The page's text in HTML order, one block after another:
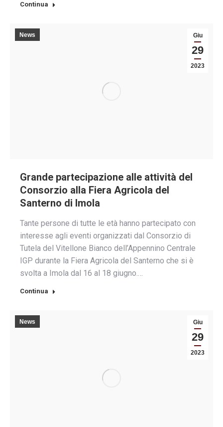
Continua
Giu
29
2023
News
Grande partecipazione alle attività del
Consorzio alla Fiera Agricola del
Santerno di Imola
Tante persone di tutte le età hanno partecipato con
interesse agli eventi organizzati dal Consorzio di
Tutela del Vitellone Bianco dell’Appennino Centrale
IGP durante la Fiera Agricola del Santerno che si è
svolta a Imola dal 16 al 18 giugno.…
Continua
Giu
29
2023
News